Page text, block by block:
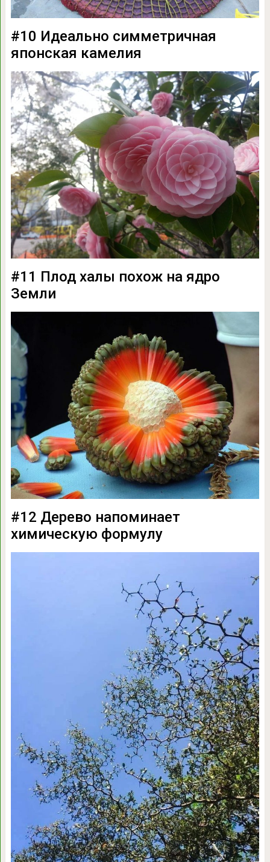
#10 Идеально симметричная
японская камелия
#11 Плод халы похож на ядро
Земли
#12 Дерево напоминает
химическую формулу